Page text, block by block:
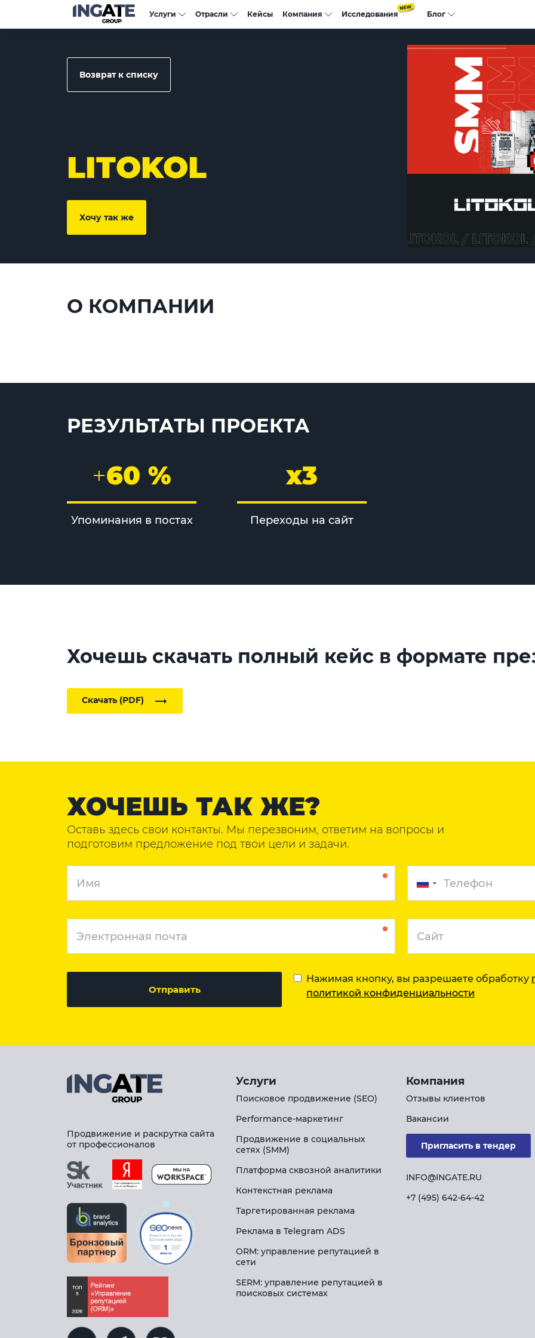
Услуги Отрасли Кейсы Компания Исследования Блог
Возврат к списку
LITOKOL
Хочу так же
О КОМПАНИИ
РЕЗУЛЬТАТЫ ПРОЕКТА
+60 %
Упоминания в постах
x3
Переходы на сайт
Хочешь скачать полный кейс в формате
Скачать (PDF)
ХОЧЕШЬ ТАК ЖЕ?
Оставь здесь свои контакты. Мы перезвоним, ответим на вопросы и
подготовим предложение под твои цели и задачи.
Отправить
Нажимая кнопку, вы разрешаете обработку
политикой конфиденциальности
Продвижение и раскрутка сайта
от профессионалов
Услуги
Поисковое продвижение (SEO)
Performance-маркетинг
Продвижение в социальных
сетях (SMM)
Платформа сквозной аналитики
Контекстная реклама
Таргетированная реклама
Реклама в Telegram ADS
ORM: управление репутацией в
сети
SERM: управление репутацией в
поисковых системах
Компания
Отзывы клиентов
Вакансии
Пригласить в тендер
INFO@INGATE.RU
+7 (495) 642-64-42